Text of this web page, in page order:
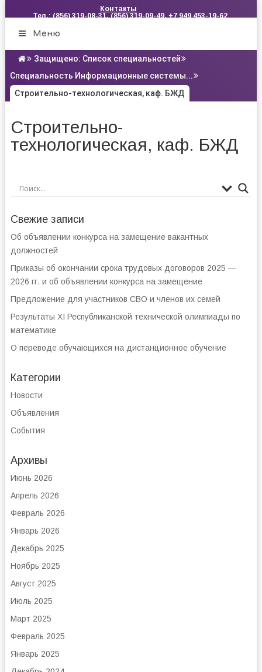
Контакты
Тел.: (856) 319-08-31, (856) 319-09-49, +7 949 453-19-62
Меню
Защищено: Список специальностей
Специальность Информационные системы...
Строительно-технологическая, каф. БЖД
Строительно-
технологическая, каф. БЖД
Свежие записи
Об объявлении конкурса на замещение вакантных
должностей
Приказы об окончании срока трудовых договоров 2025 —
2026 гг. и об объявлении конкурса на замещение
Предложение для участников СВО и членов их семей
Результаты XI Республиканской технической олимпиады по
математике
О переводе обучающихся на дистанционное обучение
Категории
Новости
Объявления
События
Архивы
Июнь 2026
Апрель 2026
Февраль 2026
Январь 2026
Декабрь 2025
Ноябрь 2025
Август 2025
Июль 2025
Март 2025
Февраль 2025
Январь 2025